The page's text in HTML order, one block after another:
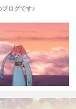
ブログです♪